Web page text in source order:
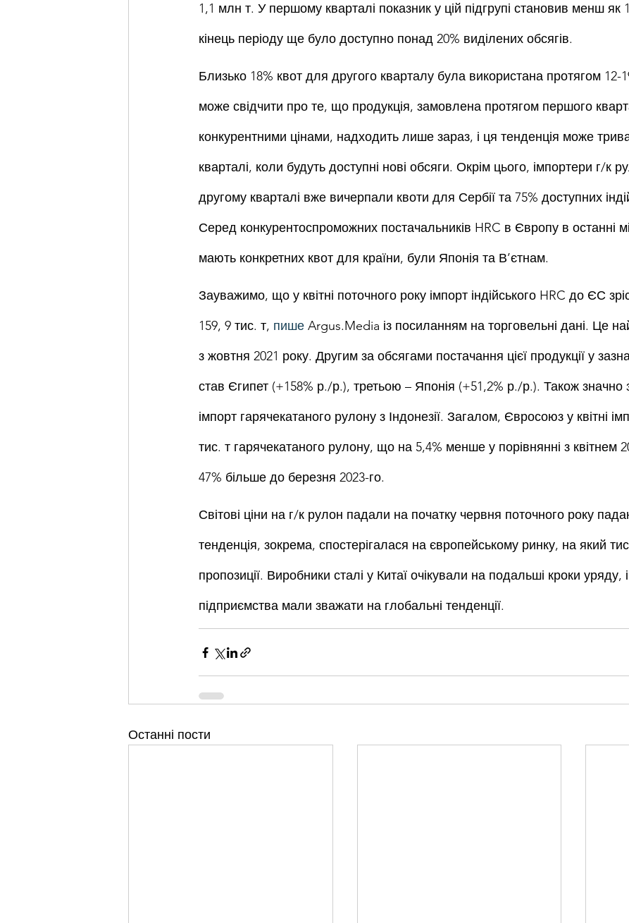
1,1 млн т. У першому кварталі показник у цій підгрупі становив менш як
кінець періоду ще було доступно понад 20% виділених обсягів.
Близько 18% квот для другого кварталу була використана протягом 12-
може свідчити про те, що продукція, замовлена протягом першого
конкурентними цінами, надходить лише зараз, і ця тенденція може
кварталі, коли будуть доступні нові обсяги. Окрім цього, імпортери г/к
другому кварталі вже вичерпали квоти для Сербії та 75% доступних
Серед конкурентоспроможних постачальників HRC в Європу в останні
мають конкретних квот для країни, були Японія та В’єтнам.
Зауважимо, що у квітні поточного року імпорт індійського HRC до ЄС
159, 9 тис. т, пише Argus.Media із посиланням на торговельні дані. Це
з жовтня 2021 року. Другим за обсягами постачання цієї продукції у
став Єгипет (+158% р./р.), третьою – Японія (+51,2% р./р.). Також значно
імпорт гарячекатаного рулону з Індонезії. Загалом, Євросоюз у квітні
тис. т гарячекатаного рулону, що на 5,4% менше у порівнянні з квітнем
47% більше до березня 2023-го.
Світові ціни на г/к рулон падали на початку червня поточного року
тенденція, зокрема, спостерігалася на європейському ринку, на який
пропозиції. Виробники сталі у Китаї очікували на подальші кроки уряду,
підприємства мали зважати на глобальні тенденції.
Останні пости